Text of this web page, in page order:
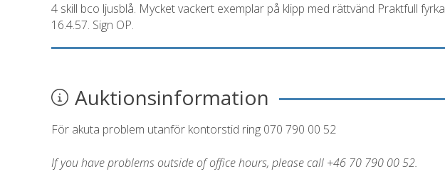
4 skill bco ljusblå. Mycket vackert exemplar på klipp med rättvänd Praktfull
16.4.57. Sign OP.
Auktionsinformation
För akuta problem utanför kontorstid ring 070 790 00 52
If you have problems outside of office hours, please call +46 70 790 00 52.